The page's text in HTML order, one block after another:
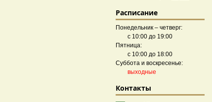
Расписание
Понедельник – четверг:
с 10:00 до 19:00
Пятница:
с 10:00 до 18:00
Суббота и воскресенье:
выходные
Контакты